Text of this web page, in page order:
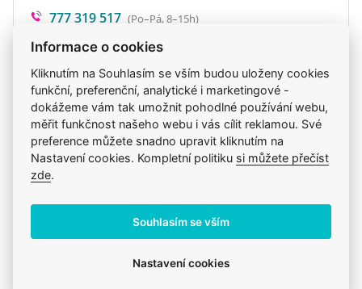
777 319 517 (Po–Pá, 8–15h)
eshop@veterix.cz
Produkt také v těchto kategoriích7
N&D
Krmiva Mého psa trápí
N&D
Pro dospělé
Jsme zkušení veterináři
Informace o cookies
Kliknutím na Souhlasím se vším budou uloženy cookies
funkční, preferenční, analytické i marketingové -
dokážeme vám tak umožnit pohodlné používání webu,
měřit funkčnost našeho webu i vás cílit reklamou. Své
preference můžete snadno upravit kliknutím na
Nastavení cookies. Kompletní politiku si můžete přečíst
zde.
Souhlasím se vším
Nastavení cookies